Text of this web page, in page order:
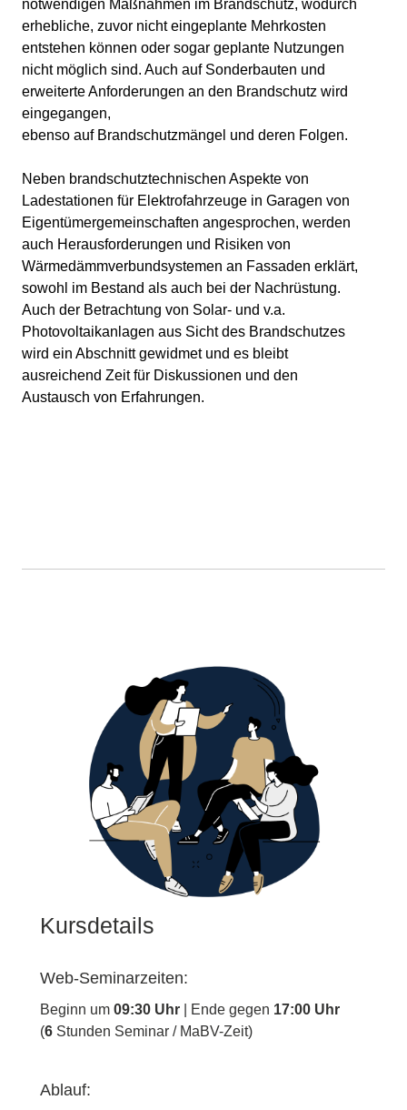
notwendigen Maßnahmen im Brandschutz, wodurch
erhebliche, zuvor nicht eingeplante Mehrkosten
entstehen können oder sogar geplante Nutzungen
nicht möglich sind. Auch auf Sonderbauten und
erweiterte Anforderungen an den Brandschutz wird
eingegangen,
ebenso auf Brandschutzmängel und deren Folgen.
Neben brandschutztechnischen Aspekte von
Ladestationen für Elektrofahrzeuge in Garagen von
Eigentümergemeinschaften angesprochen, werden
auch Herausforderungen und Risiken von
Wärmedämmverbundsystemen an Fassaden erklärt,
sowohl im Bestand als auch bei der Nachrüstung.
Auch der Betrachtung von Solar- und v.a.
Photovoltaikanlagen aus Sicht des Brandschutzes
wird ein Abschnitt gewidmet und es bleibt
ausreichend Zeit für Diskussionen und den
Austausch von Erfahrungen.
Kursdetails
Web-Seminarzeiten:
Beginn um 09:30 Uhr | Ende gegen 17:00 Uhr
(6 Stunden Seminar / MaBV-Zeit)
Ablauf: